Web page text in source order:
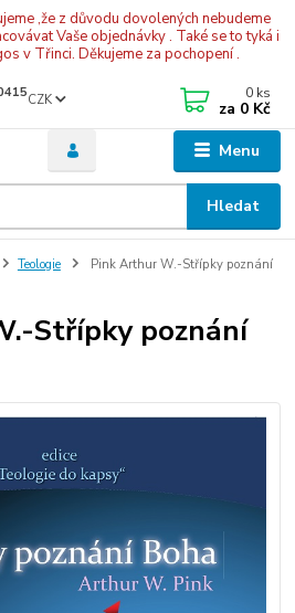
,že z důvodu dovolených nebudeme
Vaše objednávky . Také se to tyká i
v Třinci. Děkujeme za pochopení .
Menu
CZK
Hledat
0 ks
za 0 Kč
Teologie
Pink Arthur W.-Střípky poznání
Střípky poznání